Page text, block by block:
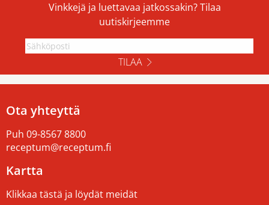
Vinkkejä ja luettavaa jatkossakin? Tilaa
uutiskirjeemme
TILAA
Ota yhteyttä
Puh 09-8567 8800
receptum@receptum.fi
Kartta
Klikkaa tästä ja löydät meidät